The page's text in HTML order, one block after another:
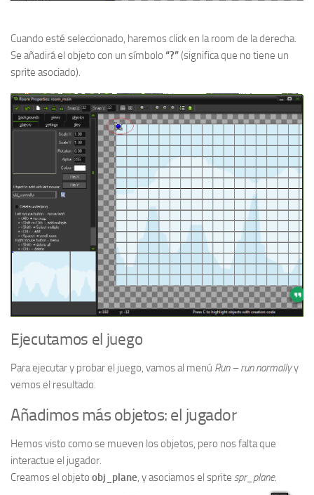
Cuando esté seleccionado, haremos click en la room de la derecha.
Se añadirá el objeto con un símbolo “?”(significa que no tiene un
sprite asociado).
Ejecutamos el juego
Para ejecutar y probar el juego, vamos al menú Run – run normallyy
vemos el resultado.
Añadimos más objetos: el jugador
Hemos visto como se mueven los objetos, pero nos falta que
interactue el jugador.
Creamos el objeto obj_plane, y asociamos el sprite spr_plane.